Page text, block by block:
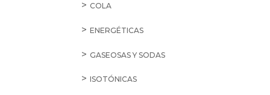
COLA
ENERGÉTICAS
GASEOSAS Y SODAS
ISOTÓNICAS